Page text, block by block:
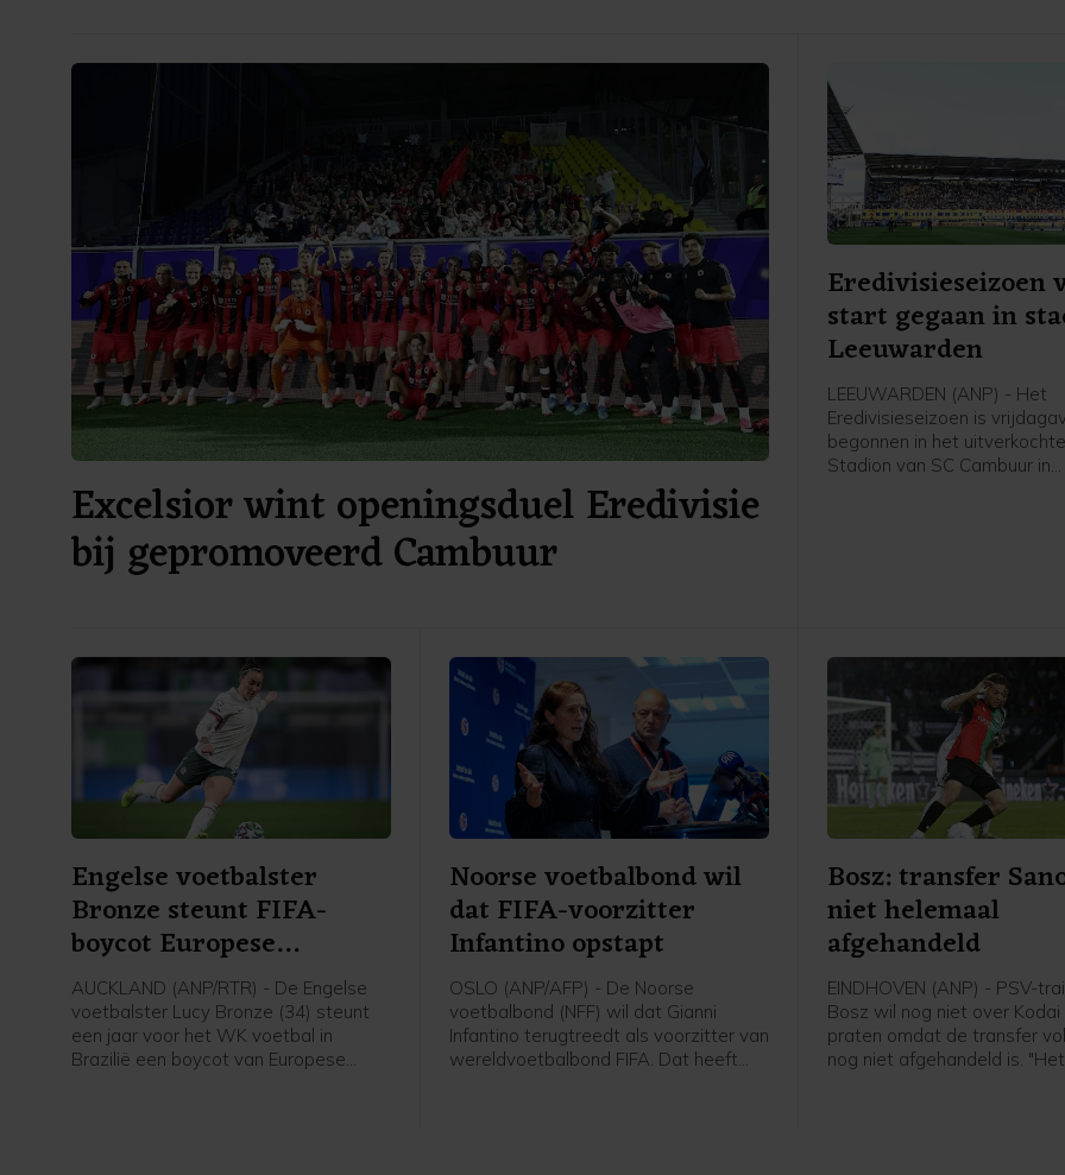
Excelsior wint openingsduel Eredivisie
bij gepromoveerd Cambuur
Eredivisieseizoen
start gegaan in
Leeuwarden
LEEUWARDEN (ANP) - Het
Eredivisieseizoen is
begonnen in het
Stadion van SC Cambuur in
Engelse voetbalster
Bronze steunt FIFA-
boycot Europese
speelsters
AUCKLAND (ANP/RTR) - De Engelse
voetbalster Lucy Bronze (34) steunt
een jaar voor het WK voetbal in
Brazilië een boycot van Europese
Noorse voetbalbond wil
dat FIFA-voorzitter
Infantino opstapt
OSLO (ANP/AFP) - De Noorse
voetbalbond (NFF) wil dat Gianni
Infantino terugtreedt als voorzitter van
wereldvoetbalbond FIFA. Dat heeft
Bosz: transfer
niet helemaal
afgehandeld
EINDHOVEN (ANP) - PSV-
Bosz wil nog niet over Kodai
praten omdat de transfer
nog niet afgehandeld is.